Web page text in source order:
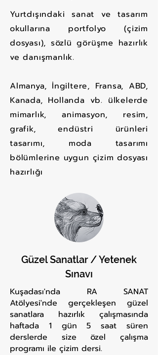
Yurtdışındaki sanat ve tasarım
okullarına portfolyo (çizim
dosyası), sözlü görüşme hazırlık
ve danışmanlık.
Almanya, İngiltere, Fransa, ABD,
Kanada, Hollanda vb. ülkelerde
mimarlık, animasyon, resim,
grafik, endüstri ürünleri
tasarımı, moda tasarımı
bölümlerine uygun çizim dosyası
hazırlığı
Güzel Sanatlar / Yetenek
Sınavı
Kuşadası'nda RA SANAT
Atölyesi'nde gerçekleşen güzel
sanatlara hazırlık çalışmasında
haftada 1 gün 5 saat süren
derslerde size özel çalışma
programı ile çizim dersi.